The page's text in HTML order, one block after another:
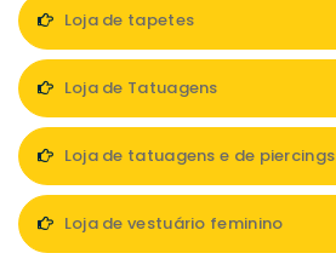
Loja de tapetes
Loja de Tatuagens
Loja de tatuagens e de piercings
Loja de vestuário feminino